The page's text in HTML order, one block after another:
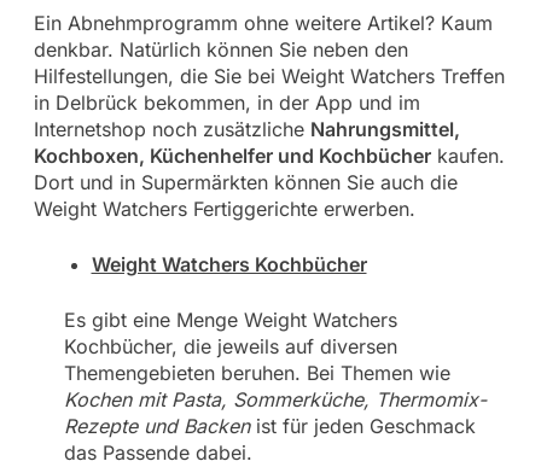
Ein Abnehmprogramm ohne weitere Artikel? Kaum
denkbar. Natürlich können Sie neben den
Hilfestellungen, die Sie bei Weight Watchers Treffen
in Delbrück bekommen, in der App und im
Internetshop noch zusätzliche Nahrungsmittel,
Kochboxen, Küchenhelfer und Kochbücherkaufen.
Dort und in Supermärkten können Sie auch die
Weight Watchers Fertiggerichte erwerben.
Weight Watchers Kochbücher
Es gibt eine Menge Weight Watchers
Kochbücher, die jeweils auf diversen
Themengebieten beruhen. Bei Themen wie
Kochen mit Pasta, Sommerküche, Thermomix-
Rezepte und Backenist für jeden Geschmack
das Passende dabei.